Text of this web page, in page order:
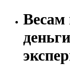
Весам